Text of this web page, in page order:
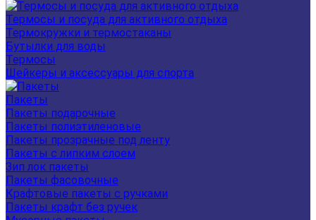
Термосы и посуда для активного отдыха
Термокружки и термостаканы
Бутылки для воды
Термосы
Шейкеры и аксессуары для спорта
Пакеты
Пакеты подарочные
Пакеты полиэтиленовые
Пакеты прозрачные под ленту
Пакеты с липким слоем
Зип лок пакеты
Пакеты фасовочные
Крафтовые пакеты с ручками
Пакеты крафт без ручек